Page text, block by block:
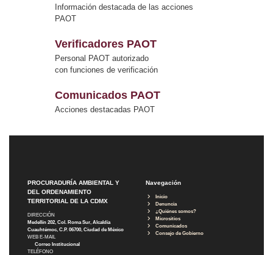
Información destacada de las acciones
PAOT
Verificadores PAOT
Personal PAOT autorizado
con funciones de verificación
Comunicados PAOT
Acciones destacadas PAOT
PROCURADURÍA AMBIENTAL Y
DEL ORDENAMIENTO
TERRITORIAL DE LA CDMX
DIRECCIÓN
Medellín 202, Col. Roma Sur, Alcaldía
Cuauhtémoc, C.P. 06700, Ciudad de México
WEB E-MAIL
Correo Institucional
TELÉFONO
Navegación
Inicio
Denuncia
¿Quiénes somos?
Micrositios
Comunicados
Consejo de Gobierno